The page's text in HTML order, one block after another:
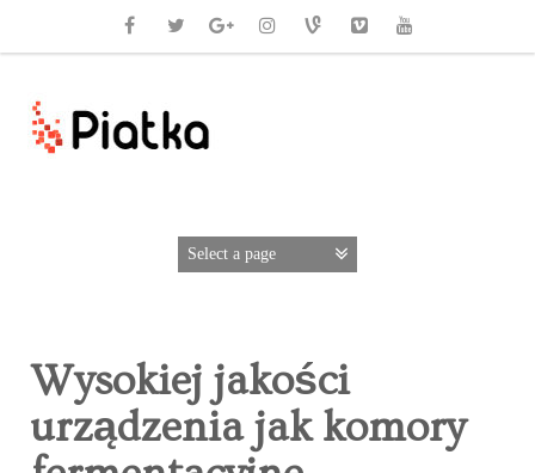
Wysokiej jakości
urządzenia jak komory